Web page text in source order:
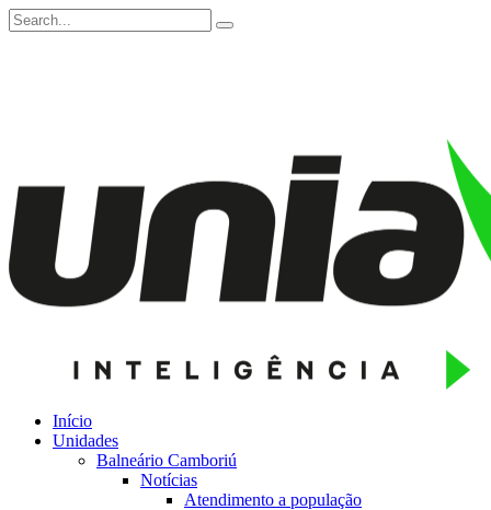
Início
Unidades
Balneário Camboriú
Notícias
Atendimento a população